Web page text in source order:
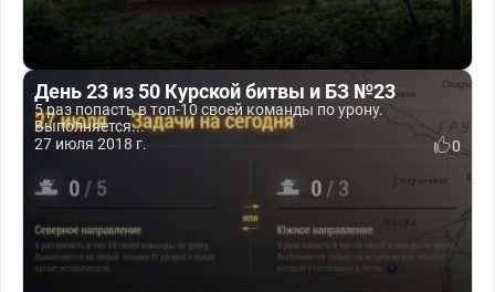
День 23 из 50 Курской битвы и БЗ №23
5 раз попасть в топ-10 своей команды по урону.
Выполняется...
27 июля 2018 г.
0